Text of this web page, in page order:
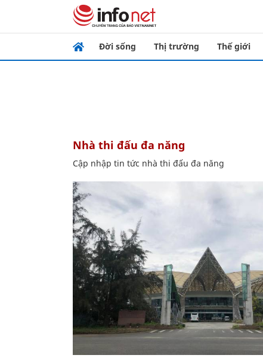
Đời sống Thị trường Thế giới
nhà thi đấu đa năng
Cập nhập tin tức nhà thi đấu đa năng